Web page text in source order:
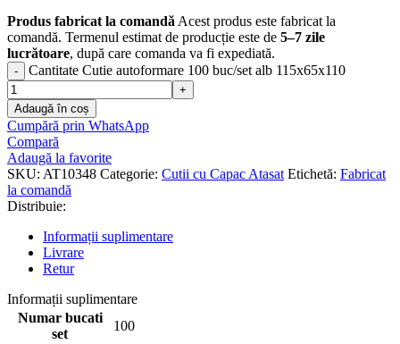
Produs fabricat la comandăAcest produs este fabricat la
comandă. Termenul estimat de producție este de 5–7 zile
lucrătoare, după care comanda va fi expediată.
Cantitate Cutie autoformare 100 buc/set alb 115x65x110
Adaugă în coș
Cumpără prin WhatsApp
Compară
Adaugă la favorite
SKU: AT10348 Categorie: Cutii cu Capac Atasat Etichetă: Fabricat
la comandă
Distribuie:
Informații suplimentare
Livrare
Retur
Informații suplimentare
Numar bucati
set
100